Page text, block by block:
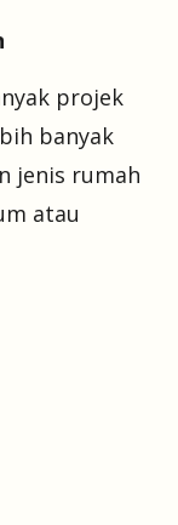
projek
banyak
jenis rumah
atau